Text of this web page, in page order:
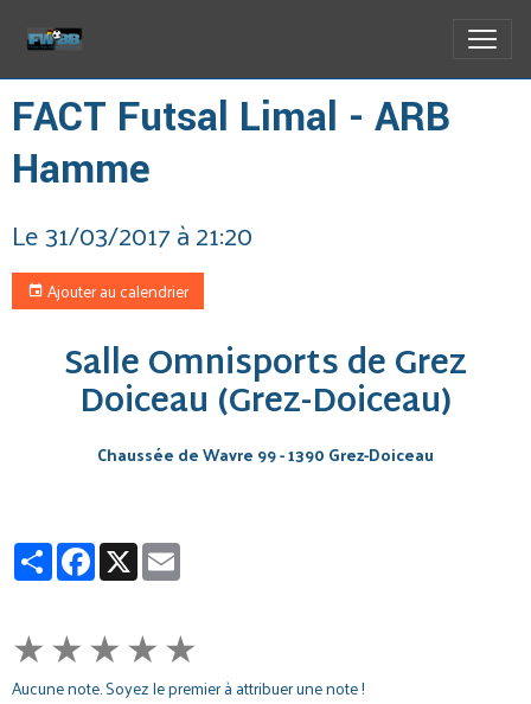
FACT Futsal Limal - ARB
Hamme
Le 31/03/2017à 21:20
Ajouter au calendrier
Salle Omnisports de Grez
Doiceau (Grez-Doiceau)
Chaussée de Wavre 99 - 1390 Grez-Doiceau
PartagerFacebook
X
★★★★★
Aucune note. Soyez le premier à attribuer une note !